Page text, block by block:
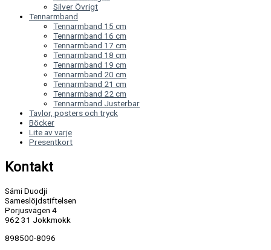
Silver Övrigt
Tennarmband
Tennarmband 15 cm
Tennarmband 16 cm
Tennarmband 17 cm
Tennarmband 18 cm
Tennarmband 19 cm
Tennarmband 20 cm
Tennarmband 21 cm
Tennarmband 22 cm
Tennarmband Justerbar
Tavlor, posters och tryck
Böcker
Lite av varje
Presentkort
Kontakt
Sámi Duodji
Sameslöjdstiftelsen
Porjusvägen 4
962 31 Jokkmokk
898500-8096